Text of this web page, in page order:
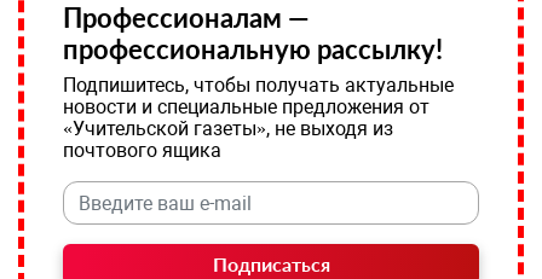
Профессионалам —
профессиональную рассылку!
Подпишитесь, чтобы получать актуальные
новости и специальные предложения от
«Учительской газеты», не выходя из
почтового ящика
Подписаться